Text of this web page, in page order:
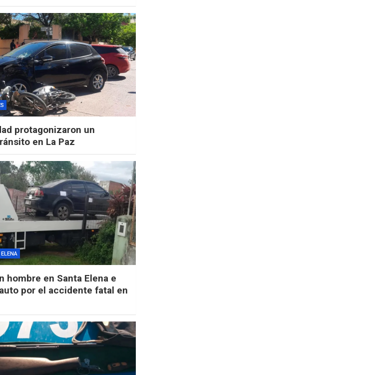
protagonizaron un
en La Paz
hombre en Santa Elena e
por el accidente fatal en